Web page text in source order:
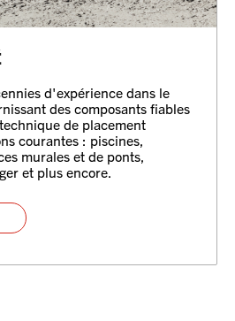
d'expérience dans le
des composants fiables
de placement
courantes : piscines,
murales et de ponts,
et plus encore.